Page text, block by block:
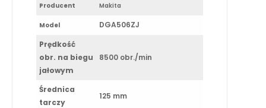
Producent Makita
Model
DGA506ZJ
Prędkość
obr. na biegu
jałowym
8500 obr./min
Średnica
tarczy
125 mm